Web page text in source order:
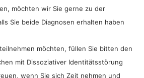
möchten wir Sie gerne zu der
Sie beide Diagnosen erhalten haben
möchten, füllen Sie bitten den
mit Dissoziativer Identitätsstörung
wenn Sie sich Zeit nehmen und